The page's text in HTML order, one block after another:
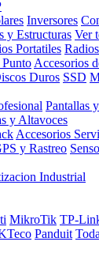
Inversores
y Estructuras Ver
Portatiles
Punto Accesorios
Duros SSD
Pantallas
y Altavoces
Accesorios
y Rastreo
Industrial
MikroTik TP-
Panduit